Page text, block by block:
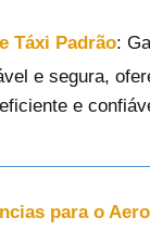
Táxi Padrão:
e segura,
e
para o